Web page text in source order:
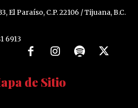
El Paraíso, C.P. 22106 / Tijuana, B.C.
6913
de Sitio